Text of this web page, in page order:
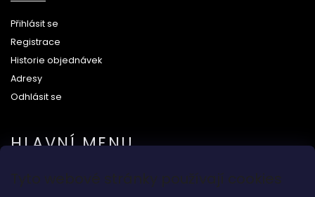
Tyto webové stránky používají cookies
Přihlásit se
Registrace
Historie objednávek
Adresy
Odhlásit se
HLAVNÍ MENU
Na svatbu